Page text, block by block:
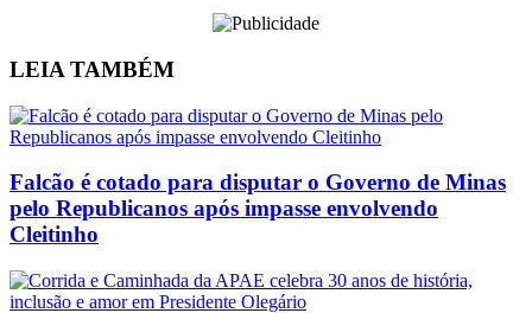
LEIA TAMBÉM
Falcão é cotado para disputar o Governo de Minas
pelo Republicanos após impasse envolvendo
Cleitinho